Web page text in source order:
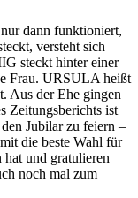
dann funktioniert,
versteht sich
steckt hinter einer
Frau. URSULA heißt
Aus der Ehe gingen
Zeitungsberichts ist
Jubilar zu feiern –
die beste Wahl für
hat und gratulieren
noch mal zum